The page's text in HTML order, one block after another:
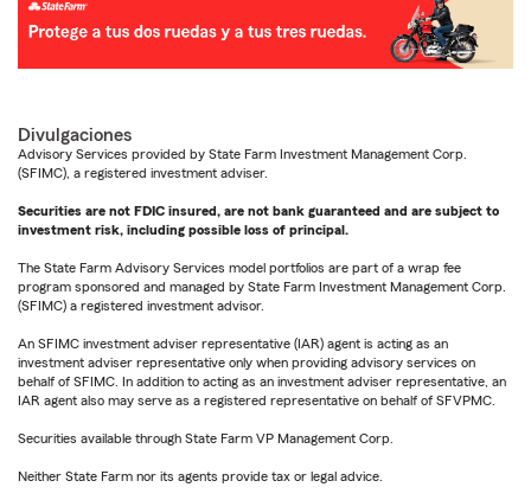
Divulgaciones
Advisory Services provided by State Farm Investment Management Corp.
(SFIMC), a registered investment adviser.
Securities are not FDIC insured, are not bank guaranteed and are subject to
investment risk, including possible loss of principal.
The State Farm Advisory Services model portfolios are part of a wrap fee
program sponsored and managed by State Farm Investment Management Corp.
(SFIMC) a registered investment advisor.
An SFIMC investment adviser representative (IAR) agent is acting as an
investment adviser representative only when providing advisory services on
behalf of SFIMC. In addition to acting as an investment adviser representative, an
IAR agent also may serve as a registered representative on behalf of SFVPMC.
Securities available through State Farm VP Management Corp.
Neither State Farm nor its agents provide tax or legal advice.